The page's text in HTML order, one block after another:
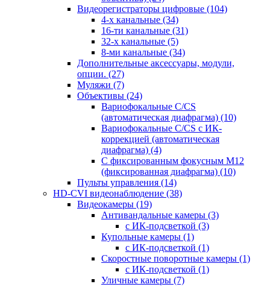
Видеорегистраторы цифровые (104)
4-х канальные (34)
16-ти канальные (31)
32-х канальные (5)
8-ми канальные (34)
Дополнительные аксессуары, модули,
опции. (27)
Муляжи (7)
Объективы (24)
Вариофокальные C/CS
(автоматическая диафрагма) (10)
Вариофокальные C/CS с ИК-
коррекцией (автоматическая
диафрагма) (4)
С фиксированным фокусным М12
(фиксированная диафрагма) (10)
Пульты управления (14)
HD-CVI видеонаблюдение (38)
Видеокамеры (19)
Антивандальные камеры (3)
с ИК-подсветкой (3)
Купольные камеры (1)
с ИК-подсветкой (1)
Скоростные поворотные камеры (1)
с ИК-подсветкой (1)
Уличные камеры (7)